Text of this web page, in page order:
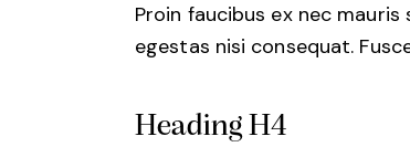
Proin faucibus ex nec
egestas nisi consequat.
Heading H4